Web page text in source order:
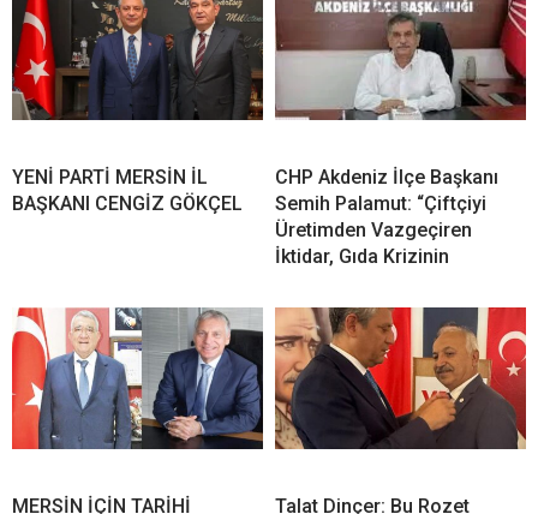
YENİ PARTİ MERSİN İL
BAŞKANI CENGİZ GÖKÇEL
CHP Akdeniz İlçe Başkanı
Semih Palamut: “Çiftçiyi
Üretimden Vazgeçiren
İktidar, Gıda Krizinin
MERSİN İÇİN TARİHİ
Talat Dinçer: Bu Rozet